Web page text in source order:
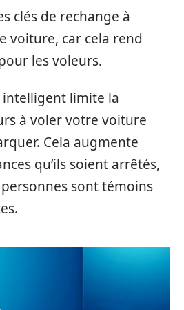
clés de rechange à
voiture, car cela rend
les voleurs.
limite la
à voler votre voiture
Cela augmente
qu’ils soient arrêtés,
sont témoins